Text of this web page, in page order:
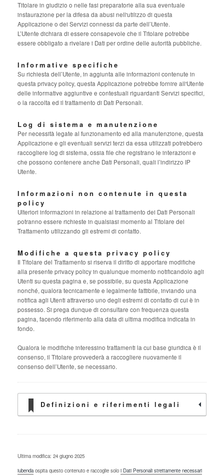
Titolare in giudizio o nelle fasi preparatorie alla sua eventuale
instaurazione per la difesa da abusi nell'utilizzo di questa
Applicazione o dei Servizi connessi da parte dell’Utente.
L’Utente dichiara di essere consapevole che il Titolare potrebbe
essere obbligato a rivelare i Dati per ordine delle autorità pubbliche.
Informative specifiche
Su richiesta dell’Utente, in aggiunta alle informazioni contenute in
questa privacy policy, questa Applicazione potrebbe fornire all'Utente
delle informative aggiuntive e contestuali riguardanti Servizi specifici,
o la raccolta ed il trattamento di Dati Personali.
Log di sistema e manutenzione
Per necessità legate al funzionamento ed alla manutenzione, questa
Applicazione e gli eventuali servizi terzi da essa utilizzati potrebbero
raccogliere log di sistema, ossia file che registrano le interazioni e
che possono contenere anche Dati Personali, quali l’indirizzo IP
Utente.
Informazioni non contenute in questa
policy
Ulteriori informazioni in relazione al trattamento dei Dati Personali
potranno essere richieste in qualsiasi momento al Titolare del
Trattamento utilizzando gli estremi di contatto.
Modifiche a questa privacy policy
Il Titolare del Trattamento si riserva il diritto di apportare modifiche
alla presente privacy policy in qualunque momento notificandolo agli
Utenti su questa pagina e, se possibile, su questa Applicazione
nonché, qualora tecnicamente e legalmente fattibile, inviando una
notifica agli Utenti attraverso uno degli estremi di contatto di cui è in
possesso. Si prega dunque di consultare con frequenza questa
pagina, facendo riferimento alla data di ultima modifica indicata in
fondo.
Qualora le modifiche interessino trattamenti la cui base giuridica è il
consenso, il Titolare provvederà a raccogliere nuovamente il
consenso dell’Utente, se necessario.
Definizioni e riferimenti legali
Ultima modifica: 24 giugno 2025
iubendaospita questo contenuto e raccoglie solo i Dati Personali strettamente necessari